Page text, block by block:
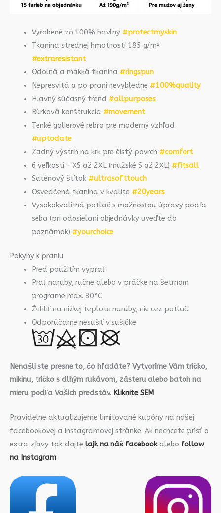
Vyrobené zo 100% bavlny #protectmyskin
Tkanina strednej hmotnosti 185 g/m²
#extraresistant
Odolná a mäkká tkanina #ringspun
Nepresvitá a po praní nevybledne #100%quality
Hlavný súčasný trend #allpurposes
Rúrková konštrukcia #movement
Tenké golierové rebro pre moderný vzhľad
#uptodate
Zadný výstrih na krk pre čistý povrch #comfort
6 veľkostí – XS až 2XL (mužské S až 2XL) #fitsall
Saténový štítok #ultrasofttouch
Osvedčená tkanina v kvalite #20years
Vysokokvalitná potlač s možnosťou úpravy podľa
seba (pri odosielaní objednávky uveďte do
poznámok) #yourchoice
Pokyny k praniu
Pred použitím vyprať
Prať naruby, ručne alebo v práčke na šetrnom
programe max. 30°C
Žehliť na nízkej teplote naruby, nie cez potlač
Odporúčame nesušiť v sušičke
Nenašli ste presne to, čo hľadáte? Vytvoríme Vám tričko,
mikinu, tričko s dlhým rukávom, zásteru alebo batoh na
mieru podľa Vašich predstáv. Kliknite SEM
Pravidelne aktualizujeme limitované kupóny na našej
facebookovej a instagramovej stránke. Ak nechcete prísť o
extra zľavy tak dajte lajk na náš facebookalebo follow
na Instagram.